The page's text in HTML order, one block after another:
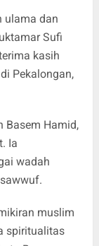
ulama dan
Sufi
kasih
Pekalongan,
Basem Hamid,
Ia
wadah
muslim
spiritualitas